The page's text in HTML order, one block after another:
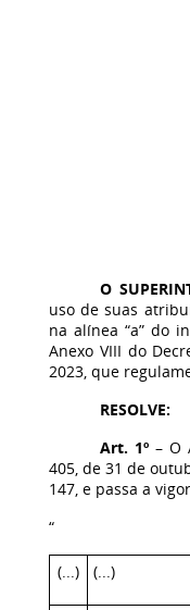
O
uso de suas
na alínea “a” do
Anexo VIII do
2023, que
RESOLVE:
Art. 1º – O
405, de 31 de
147, e passa a
“
(...) (...)